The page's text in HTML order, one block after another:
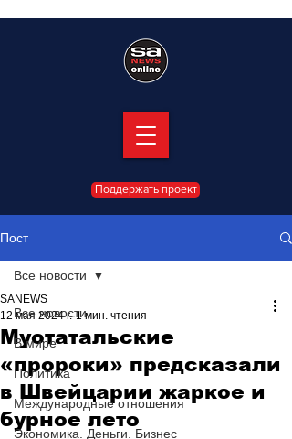
Поддержать проект
Пост
Все новости
В мире
Политика
Международные отношения
Экономика. Деньги. Бизнес
Все новости
Муотатальские
«пророки» предсказали
в Швейцарии жаркое и
бурное лето
SANEWS
12 мая 2024 г. 1 мин. чтения